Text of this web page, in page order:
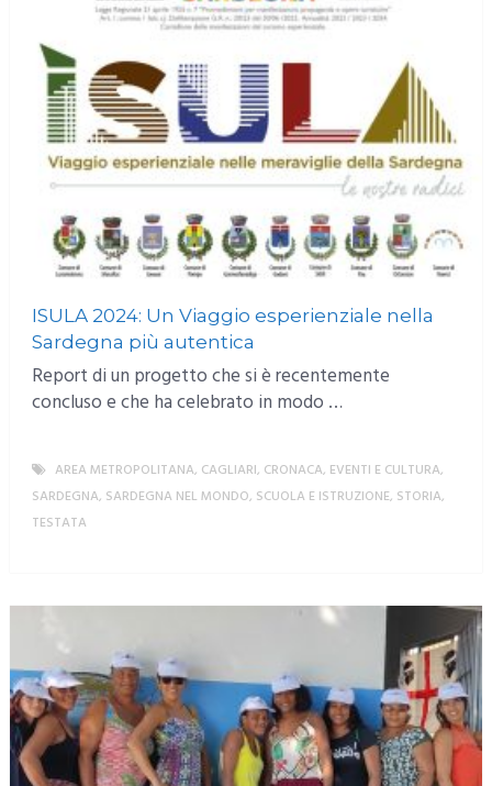
ISULA 2024: Un Viaggio esperienziale nella
Sardegna più autentica
Report di un progetto che si è recentemente
concluso e che ha celebrato in modo …
AREA METROPOLITANA, CAGLIARI, CRONACA, EVENTI E CULTURA,
SARDEGNA, SARDEGNA NEL MONDO, SCUOLA E ISTRUZIONE, STORIA,
TESTATA